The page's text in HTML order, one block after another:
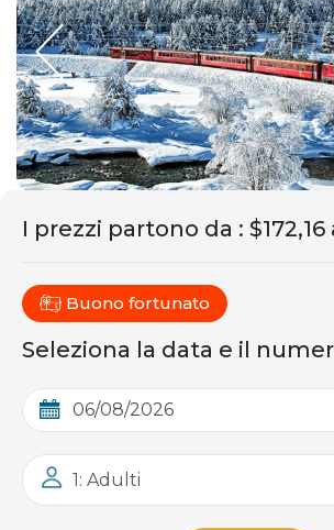
I prezzi partono da :
Buono fortunato
Seleziona la data e il
1: Adulti